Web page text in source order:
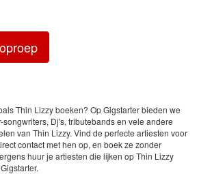
Thin Lizzy boeken? Op Gigstarter bieden we
Dj's, tributebands en vele andere
van Thin Lizzy. Vind de perfecte artiesten voor
contact met hen op, en boek ze zonder
huur je artiesten die lijken op Thin Lizzy